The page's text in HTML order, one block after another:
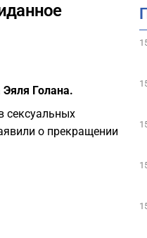
Голана.
сексуальных
о прекращении